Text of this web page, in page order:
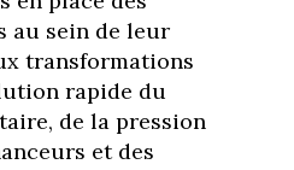
au sein de leur
transformations
rapide du
de la pression
et des